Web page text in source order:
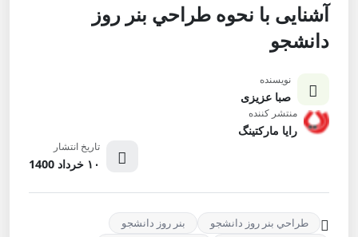
آشنایی با نحوه طراحي بنر روز
دانشجو
نویسنده
صبا عزیزی
منتشر کننده
رایا مارکتینگ
تاریخ انتشار
۱۰ خرداد 1400
طراحي بنر روز دانشجو
بنر روز دانشجو